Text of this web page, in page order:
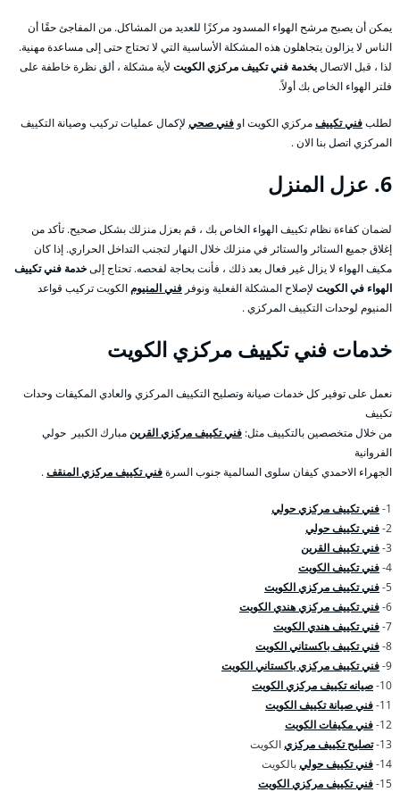
يمكن أن يصبح مرشح الهواء المسدود مركزًا للعديد من المشاكل. من المفاجئ حقًا أن
الناس لا يزالون يتجاهلون هذه المشكلة الأساسية التي لا تحتاج حتى إلى مساعدة مهنية.
لذا ، قبل الاتصالبخدمة فني تكييف مركزي الكويت لأية مشكلة ، ألق نظرة خاطفة على
فلتر الهواء الخاص بك أولاً.
لطلبفني تكييفمركزي الكويت او فني صحي لإكمال عمليات تركيب وصيانة التكييف
المركزي اتصل بنا الان .
6. عزل المنزل
لضمان كفاءة نظام تكييف الهواء الخاص بك ، قم بعزل منزلك بشكل صحيح. تأكد من
إغلاق جميع الستائر والستائر في منزلك خلال النهار لتجنب التداخل الحراري. إذا كان
مكيف الهواء لا يزال غير فعال بعد ذلك ، فأنت بحاجة لفحصه. تحتاج إلىخدمة فني تكييف
الهواء في الكويت لإصلاح المشكلة الفعلية ونوفر فني المنيومالكويت تركيب قواعد
المنيوم لوحدات التكييف المركزي .
خدمات فني تكييف مركزي الكويت
نعمل على توفير كل خدمات صيانة وتصليح التكييف المركزي والعادي المكيفات وحدات
تكييف
من خلال متخصصين بالتكييف مثل: فني تكييف مركزي القرينمبارك الكبير حولي
الفروانية
الجهراء الاحمدي كيفان سلوى السالمية جنوب السرةفني تكييف مركزي المنقف.
1- فني تكييف مركزي حولي
2- فني تكييف حولي
3- فني تكييف القرين
4- فني تكييف الكويت
5- فني تكييف مركزي الكويت
6- فني تكييف مركزي هندي الكويت
7- فني تكييف هندي الكويت
8- فني تكييف باكستاني الكويت
9- فني تكييف مركزي باكستاني الكويت
10- صيانه تكييف مركزي الكويت
11- فني صيانة تكييف الكويت
12- فني مكيفات الكويت
13- تصليح تكييف مركزيالكويت
14- فني تكييف حوليبالكويت
15- فني تكييف مركزي الكويت